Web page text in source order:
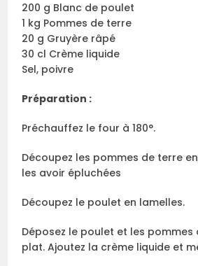
200 g Blanc de poulet
1 kg Pommes de terre
20 g Gruyère râpé
30 cl Crème liquide
Sel, poivre
Préparation :
Préchauffez le four à 180°.
Découpez les pommes de terre
les avoir épluchées
Découpez le poulet en lamelles.
Déposez le poulet et les pommes
plat. Ajoutez la crème liquide et